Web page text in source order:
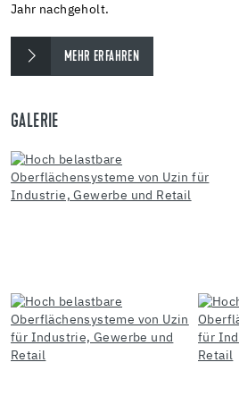
Jahr nachgeholt.
MEHR ERFAHREN
GALERIE